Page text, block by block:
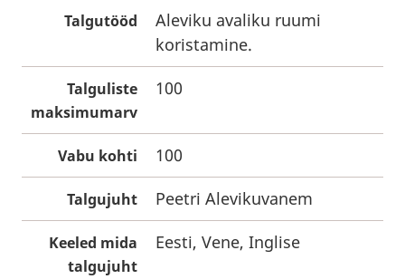
Talgutööd
Aleviku avaliku ruumi
koristamine.
Talguliste
maksimumarv
100
Vabu kohti 100
Talgujuht Peetri Alevikuvanem
Keeled mida
talgujuht
Eesti, Vene, Inglise